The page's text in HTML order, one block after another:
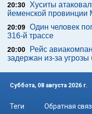
20:30
Хуситы
йеменской провинции
20:09 Один человек
316-й трассе
20:00
Рейс
задержан из-за угрозы
Суббота, 08 августа 2026 г.
Теги Обратная